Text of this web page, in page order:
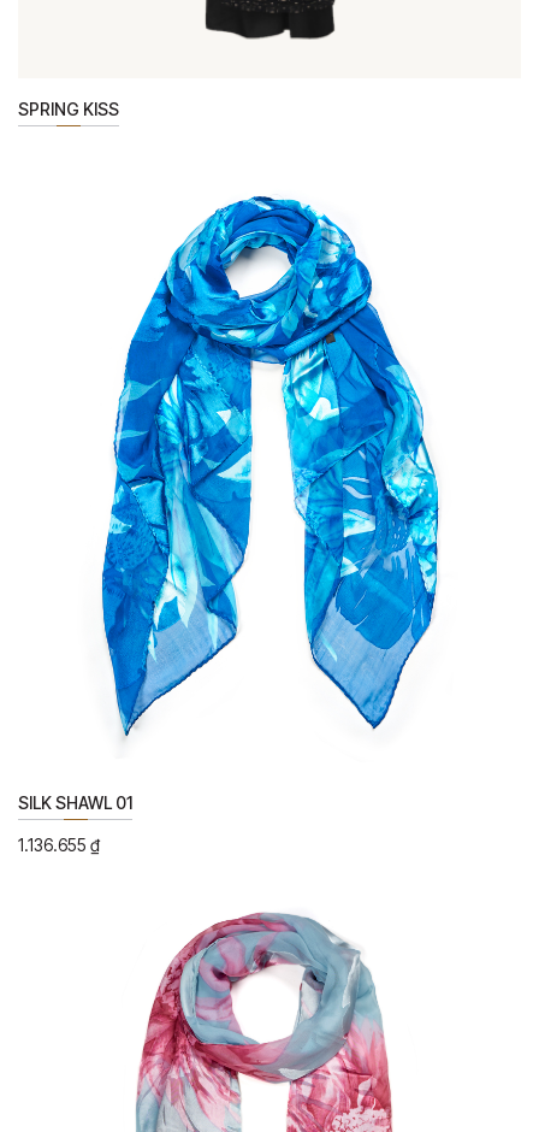
SPRING KISS
SILK SHAWL 01
1.136.655 ₫